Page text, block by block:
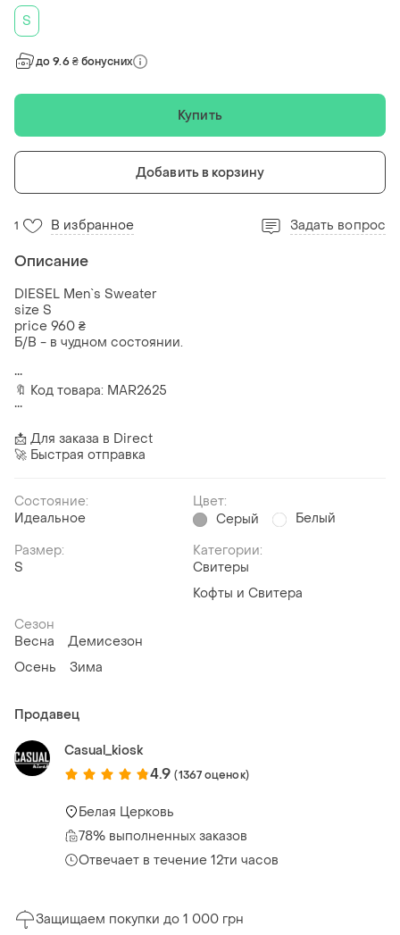
S
до 9.6 ₴ бонусних
Купить
Добавить в корзину
1 В избранное Задать вопрос
Описание
DIESEL Men`s Sweater
size S
price 960 ₴
Б/В - в чудном состоянии.
•••
🔖 Код товара: MAR2625
•••
📩 Для заказа в Direct
🚀 Быстрая отправка
Состояние:
Идеальное
Цвет:
Серый
Белый
Размер:
S
Категории:
Свитеры
Кофты и Свитера
Сезон
Весна
Демисезон
Осень
Зима
Продавец
Casual_kiosk
4.9 (1367 оценок)
Белая Церковь
78% выполненных заказов
Отвечает в течение 12ти часов
Защищаем покупки до 1 000 грн